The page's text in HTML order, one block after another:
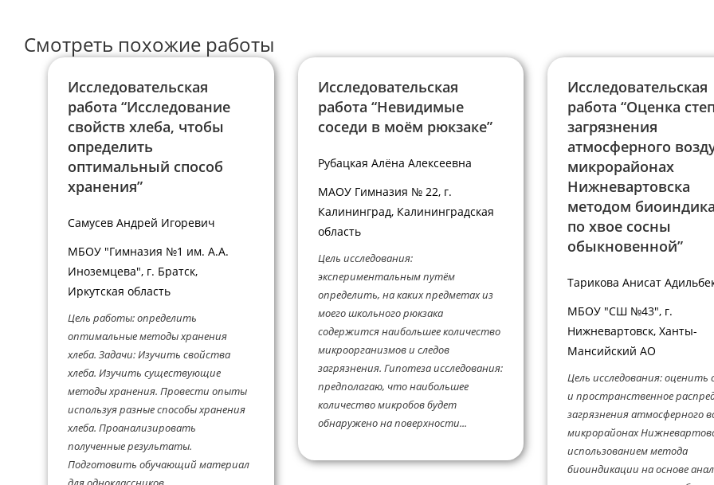
Смотреть похожие работы
Исследовательская
работа “Исследование
свойств хлеба, чтобы
определить
оптимальный способ
хранения”
Самусев Андрей Игоревич
МБОУ "Гимназия №1 им. А.А.
Иноземцева", г. Братск,
Иркутская область
Цель работы: определить
оптимальные методы хранения
хлеба. Задачи: Изучить свойства
хлеба. Изучить существующие
методы хранения. Провести опыты
используя разные способы хранения
хлеба. Проанализировать
полученные результаты.
Подготовить обучающий материал
Исследовательская
работа “Невидимые
соседи в моём рюкзаке”
Рубацкая Алёна Алексеевна
МАОУ Гимназия № 22, г.
Калининград, Калининградская
область
Цель исследования:
экспериментальным путём
определить, на каких предметах из
моего школьного рюкзака
содержится наибольшее количество
микроорганизмов и следов
загрязнения. Гипотеза исследования:
предполагаю, что наибольшее
количество микробов будет
обнаружено на поверхности...
Исследовательская
работа “Оценка
загрязнения
атмосферного
микрорайонах
Нижневартовска
методом
по хвое сосны
обыкновенной”
Тарикова Анисат
МБОУ "СШ №43", г.
Нижневартовск, Ханты-
Мансийский АО
Цель исследования: оценить
и пространственное
загрязнения атмосферного
микрорайонах
использованием метода
биоиндикации на основе